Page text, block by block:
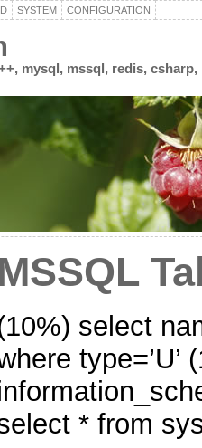
SYSTEM CONFIGURATION
mysql, mssql, redis,
MSSQL
select
* from